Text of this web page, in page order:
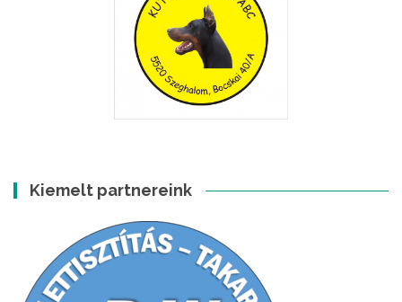
Kiemelt partnereink